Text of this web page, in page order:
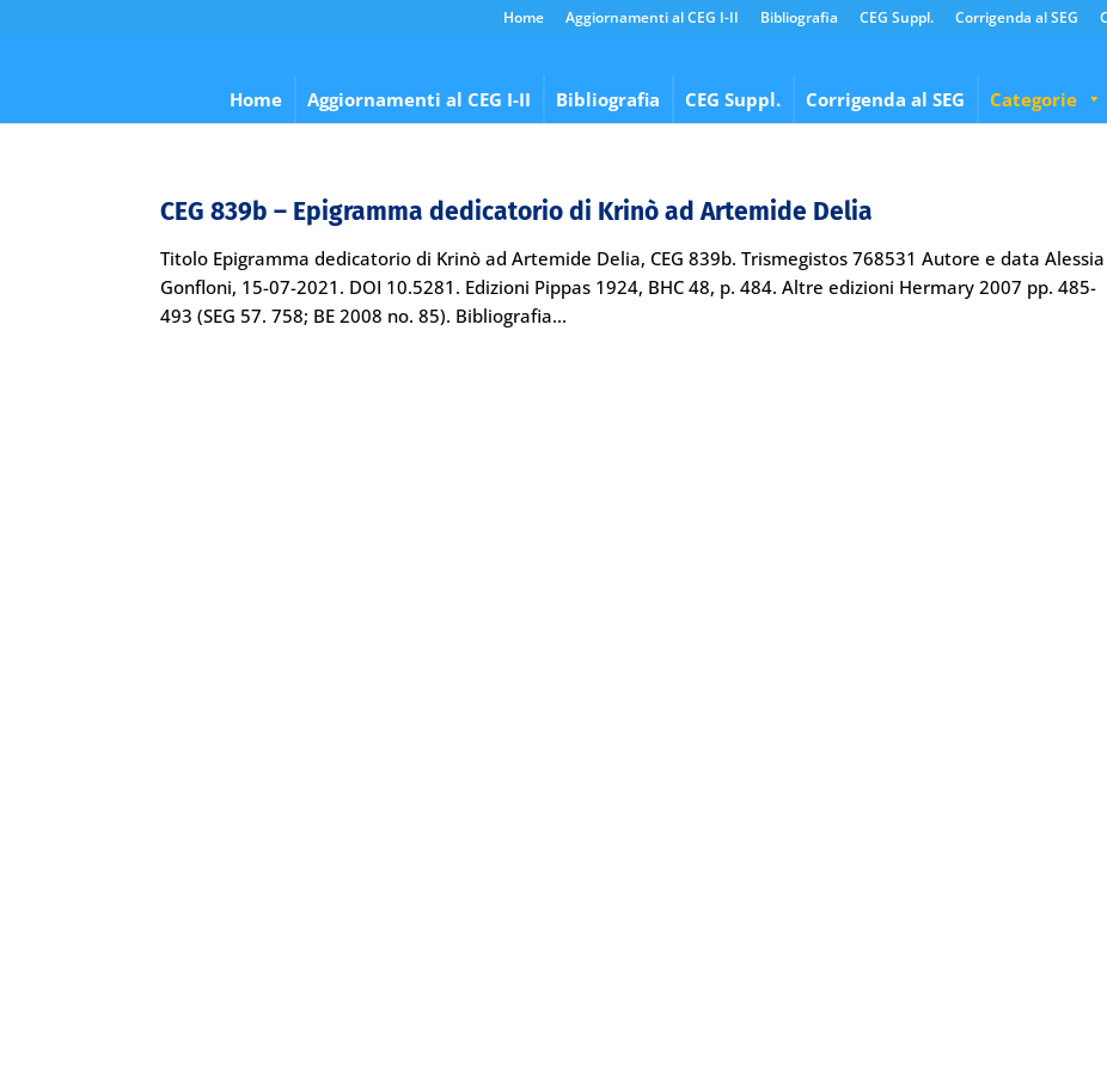
Home Aggiornamenti al CEG I-II Bibliografia CEG Suppl. Corrigenda al SEG
Home Aggiornamenti al CEG I-II Bibliografia CEG Suppl. Corrigenda al SEG Categorie
CEG 839b – Epigramma dedicatorio di Krinò ad Artemide Delia
Titolo Epigramma dedicatorio di Krinò ad Artemide Delia, CEG 839b. Trismegistos 768531 Autore e data Alessia
Gonfloni, 15-07-2021. DOI 10.5281. Edizioni Pippas 1924, BHC 48, p. 484. Altre edizioni Hermary 2007 pp. 485-
493 (SEG 57. 758; BE 2008 no. 85). Bibliografia...